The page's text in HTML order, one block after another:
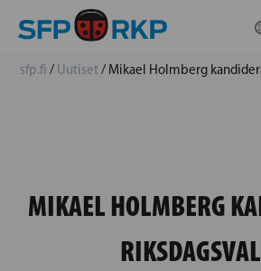
sfp.fi / Uutiset/ Mikael Holmberg
MIKAEL HOLMBERG